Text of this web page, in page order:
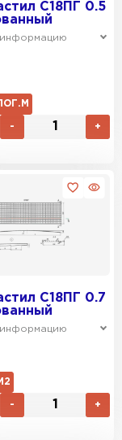
C18ПГ 0.5
информацию
- +
C18ПГ 0.7
информацию
- +